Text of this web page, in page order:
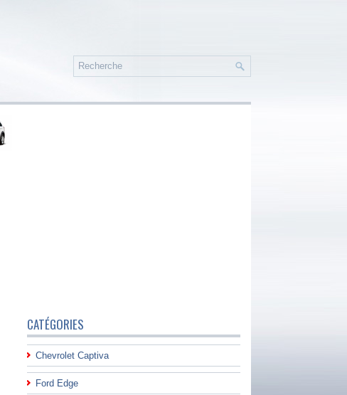
CATÉGORIES
Chevrolet Captiva
Ford Edge